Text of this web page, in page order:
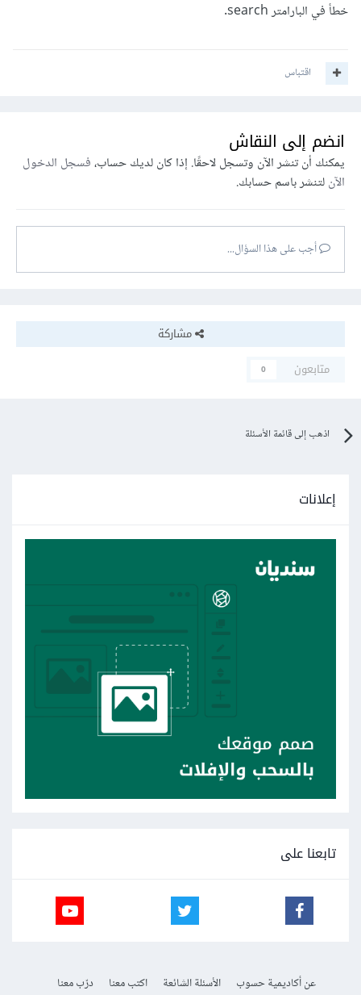
خطأ في البارامتر search.
اقتباس
انضم إلى النقاش
يمكنك أن تنشر الآن وتسجل لاحقًا. إذا كان لديك حساب،فسجل الدخول
الآنلتنشر باسم حسابك.
أجب على هذا السؤال...
مشاركة
متابعون
0
اذهب إلى قائمة الأسئلة
إعلانات
تابعنا على
عن أكاديمية حسوب الأسئلة الشائعة اكتب معنا
درّب معنا